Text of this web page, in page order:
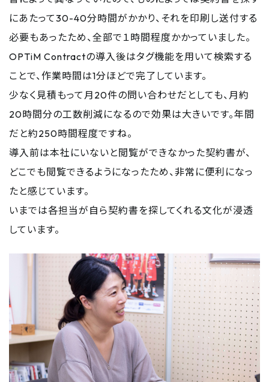
にあたって30-40分時間がかかり、それを印刷し送付する
必要もあったため、全部で１時間程度かかっていました。
OPTiM Contractの導入後はタグ機能を用いて検索する
ことで、作業時間は1分ほどで完了しています。
少なく見積もって月20件の問い合わせだとしても、月約
20時間分の工数削減になるので効果は大きいです。年間
だと約250時間程度ですね。
導入前は本社にいないと閲覧ができなかった契約書が、
どこでも閲覧できるようになったため、非常に便利になっ
たと感じています。
いまでは各担当が自ら契約書を探してくれる文化が浸透
しています。